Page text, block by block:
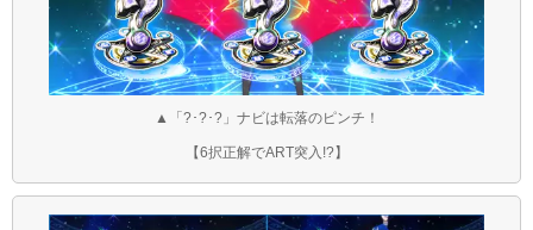
▲「?･?･?」ナビは転落のピンチ！
【6択正解でART突入!?】